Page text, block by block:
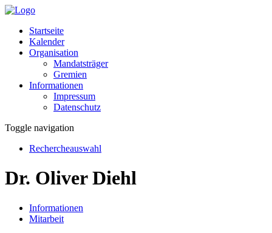
Startseite
Kalender
Organisation
Mandatsträger
Gremien
Informationen
Impressum
Datenschutz
Toggle navigation
Rechercheauswahl
Dr. Oliver Diehl
Informationen
Mitarbeit